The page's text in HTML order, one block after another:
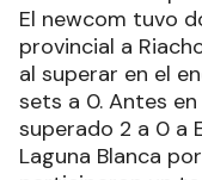
El newcom tuvo
provincial a
al superar en el
sets a 0. Antes
superado 2 a 0 a
Laguna Blanca